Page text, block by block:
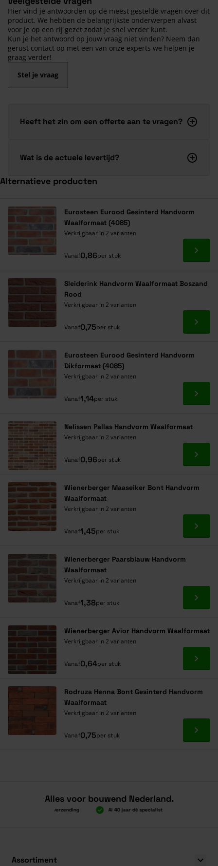
Hier vind je antwoorden op de meest gestelde vragen over dit
product. We hebben de belangrijkste onderwerpen alvast
voor je op een rij gezet zodat je snel verder kunt.
Kun je het antwoord op jouw vraag niet vinden? Neem dan
gerust contact op met een van onze experts we helpen je
graag verder!
Stel je vraag
Heeft het zin om een offerte aan te vragen?
Wat is de actuele levertijd?
Alternatieve producten
Eurosteen Eurood Gesinterd Handvorm
Waalformaat (4085)
Verkrijgbaar in 2 varianten
Vanaf0,86per stuk Ga
Sleiderink Handvorm Waalformaat Boszand
Rood
Verkrijgbaar in 2 varianten
Vanaf0,75per stuk Ga
Eurosteen Eurood Gesinterd Handvorm
Dikformaat (4085)
Verkrijgbaar in 2 varianten
Vanaf1,14per stuk Ga
Nelissen Pallas Handvorm Waalformaat
Verkrijgbaar in 2 varianten
Vanaf0,96per stuk Ga
Wienerberger Maaseiker Bont Handvorm
Waalformaat
Verkrijgbaar in 2 varianten
Vanaf1,45per stuk Ga
Wienerberger Paarsblauw Handvorm
Waalformaat
Verkrijgbaar in 2 varianten
Vanaf1,38per stuk Ga
Wienerberger Avior Handvorm Waalformaat
Verkrijgbaar in 2 varianten
Vanaf0,64per stuk Ga
Rodruza Henna Bont Gesinterd Handvorm
Waalformaat
Verkrijgbaar in 2 varianten
Vanaf0,75per stuk Ga
Alles voor bouwend Nederland.
Boven 2.000 gratis verzending Al 40 jaar dé specialist
Assortiment